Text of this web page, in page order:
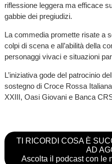
riflessione leggera ma efficace
gabbie dei pregiudizi.
La commedia promette risate a
colpi di scena e all’abilità della
personaggi vivaci e situazioni
L’iniziativa gode del patrocinio
sostegno di Croce Rossa
XXIII, Oasi Giovani e Banca
TI RICORDI COSA È
AD
Ascolta il podcast con le